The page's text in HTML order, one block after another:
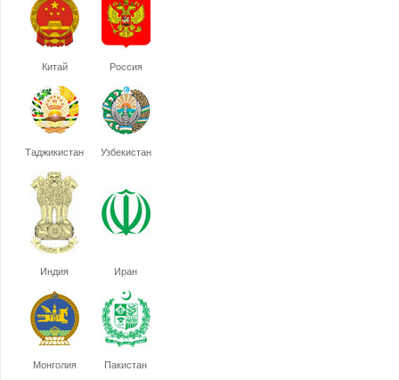
Китай Россия
Таджикистан Узбекистан
Индия Иран
Монголия Пакистан